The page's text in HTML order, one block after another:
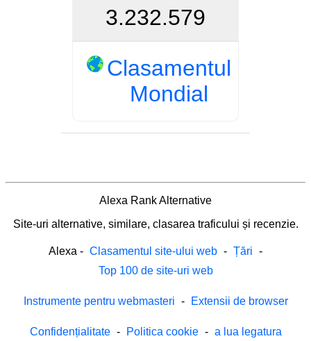
3.232.579
Clasamentul
Mondial
Alexa Rank Alternative
Site-uri alternative, similare, clasarea traficului și recenzie.
Alexa - Clasamentul site-ului web - Țări -
Top 100 de site-uri web
Instrumente pentru webmasteri - Extensii de browser
Confidențialitate - Politica cookie - a lua legatura